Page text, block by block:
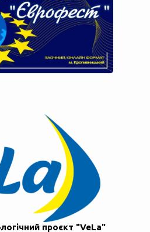
проєкт "VeLa"